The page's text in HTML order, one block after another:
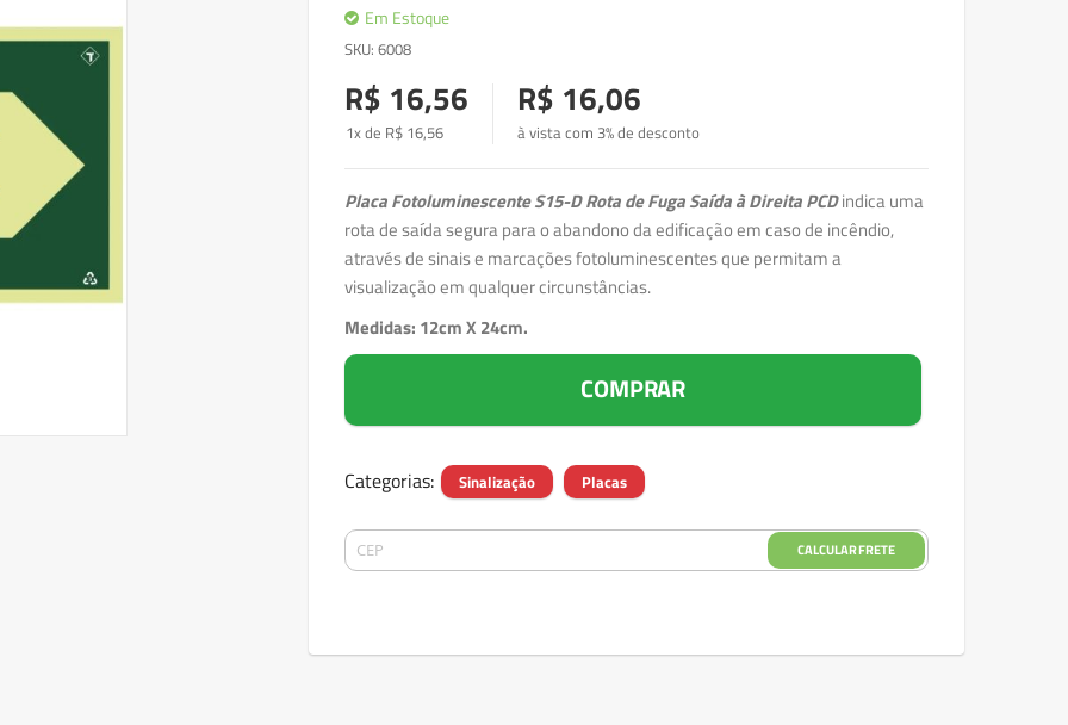
Em Estoque
SKU 6008
R$ 16,56
1x de R$ 16,56
R$ 16,06
à vista com 3% de desconto
Placa FotoluminescenteS15-D Rota de Fuga Saída à Direita PCDindica uma
rota de saída segura para o abandono da edificação em caso de incêndio,
através de sinais e marcações fotoluminescentes que permitam a
visualização em qualquer circunstâncias.
Medidas: 12cm X 24cm.
COMPRAR
Categorias: Sinalização Placas
CALCULAR FRETE